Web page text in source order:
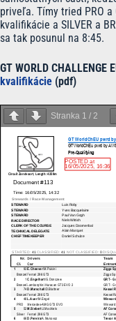
priveľa. Tímy tried PRO
kvalifikácie a SILVER a
sa tak posunul na 8:45.
GT WORLD CHALLENGE
kvalifikácie (pdf)
Stranka 1 / 2